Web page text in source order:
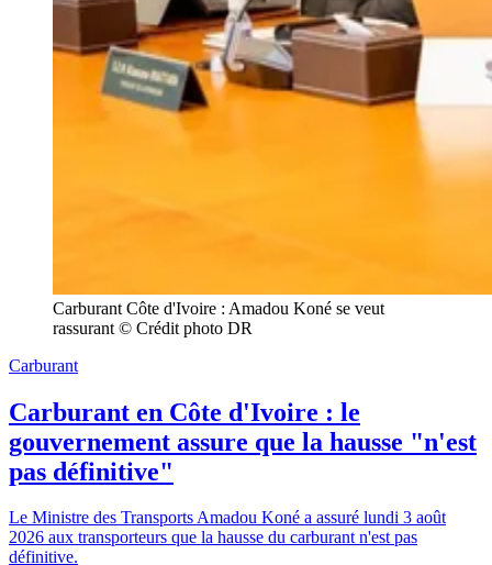
Carburant Côte d'Ivoire : Amadou Koné se veut
rassurant © Crédit photo DR
Carburant
Carburant en Côte d'Ivoire : le
gouvernement assure que la hausse "n'est
pas définitive"
Le Ministre des Transports Amadou Koné a assuré lundi 3 août
2026 aux transporteurs que la hausse du carburant n'est pas
définitive.